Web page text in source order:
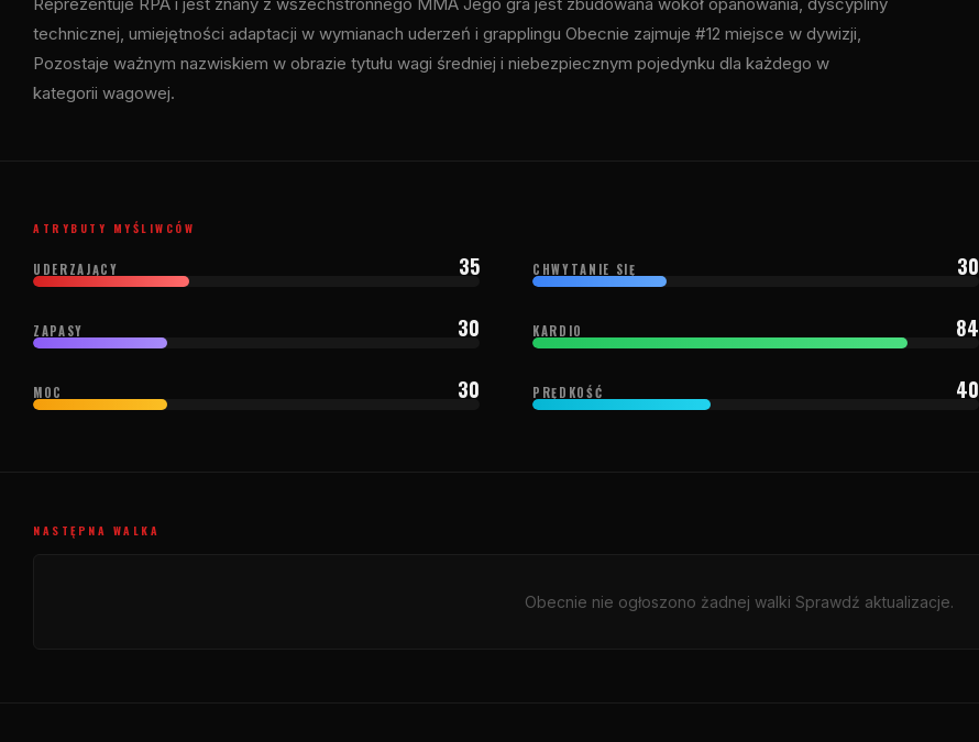
technicznej, umiejętności adaptacji w wymianach uderzeń i grapplingu Obecnie zajmuje #12 miejsce w dywizji,
Pozostaje ważnym nazwiskiem w obrazie tytułu wagi średniej i niebezpiecznym pojedynku dla każdego w
kategorii wagowej.
ATRYBUTY MYŚLIWCÓW
UDERZAJĄCY 35 CHWYTANIE SIĘ 30
ZAPASY 30 KARDIO 84
MOC 30 PRĘDKOŚĆ 40
NASTĘPNA WALKA
Obecnie nie ogłoszono żadnej walki Sprawdź aktualizacje.